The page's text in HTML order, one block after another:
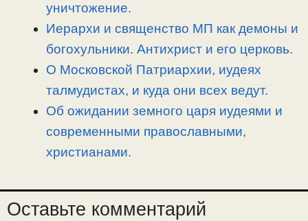
уничтожение.
Иерархи и священство МП как демоны и
богохульники. Антихрист и его церковь.
О Московской Патриархии, иудеях
талмудистах, и куда они всех ведут.
Об ожидании земного царя иудеями и
современными православными,
христианами.
Оставьте комментарий